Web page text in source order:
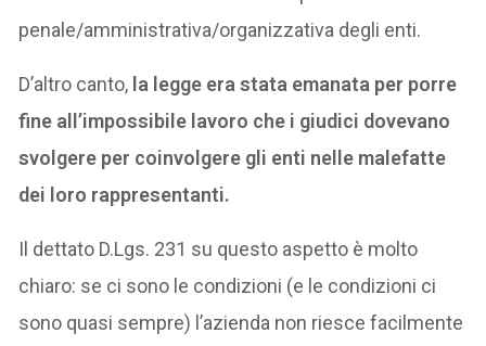
penale/amministrativa/organizzativa degli enti.
D’altro canto, la legge era stata emanata per porre
fine all’impossibile lavoro che i giudici dovevano
svolgere per coinvolgere gli enti nelle malefatte
dei loro rappresentanti.
Il dettato D.Lgs. 231 su questo aspetto è molto
chiaro: se ci sono le condizioni (e le condizioni ci
sono quasi sempre) l’azienda non riesce facilmente